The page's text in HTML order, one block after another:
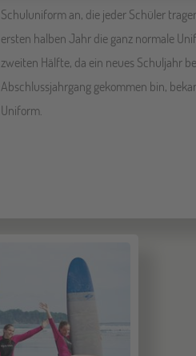
Schuluniform an, die jeder Schüler
ersten halben Jahr die ganz normale
zweiten Hälfte, da ein neues Schuljahr
Abschlussjahrgang gekommen bin,
Uniform.